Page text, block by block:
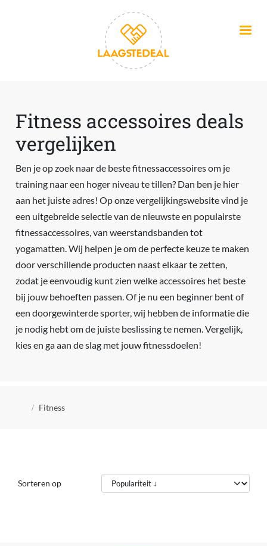
Fitness accessoires deals
vergelijken
Ben je op zoek naar de beste fitnessaccessoires om je
training naar een hoger niveau te tillen? Dan ben je hier
aan het juiste adres! Op onze vergelijkingswebsite vind je
een uitgebreide selectie van de nieuwste en populairste
fitnessaccessoires, van weerstandsbanden tot
yogamatten. Wij helpen je om de perfecte keuze te maken
door verschillende producten naast elkaar te zetten,
zodat je eenvoudig kunt zien welke accessoires het beste
bij jouw behoeften passen. Of je nu een beginner bent of
een doorgewinterde sporter, wij hebben de informatie die
je nodig hebt om de juiste beslissing te nemen. Vergelijk,
kies en ga aan de slag met jouw fitnessdoelen!
Kruimelpad
Fitness
Sorteren op